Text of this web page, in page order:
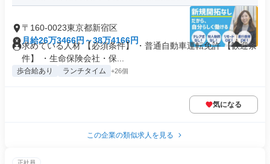
〒160-0023東京都新宿区
月給26万3466円～38万4166円
求めている人材 【必須条件】 ・普通自動車運転免許 【歓迎条
件】 ・生命保険会社・保...
歩合給あり ランチタイム +26個
気になる
この企業の類似求人を見る
正社員